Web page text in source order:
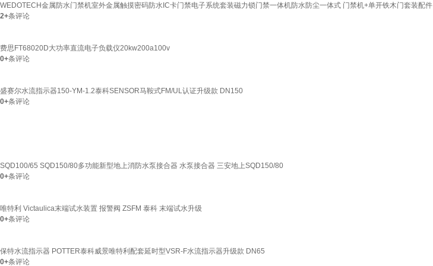
WEDOTECH金属防水门禁机室外金属触摸密码防水IC卡门禁电子系统套装磁力锁门禁一体机防水防尘一体式 门禁机+单开铁木门套装配件
2+条评论
费思FT68020D大功率直流电子负载仪20kw200a100v
0+条评论
盛赛尔水流指示器150-YM-1.2泰科SENSOR马鞍式FM/UL认证升级款 DN150
0+条评论
SQD100/65 SQD150/80多功能新型地上消防水泵接合器 水泵接合器 三安地上SQD150/80
0+条评论
唯特利 Victaulica末端试水装置 报警阀 ZSFM 泰科 末端试水升级
0+条评论
保特水流指示器 POTTER泰科威景唯特利配套延时型VSR-F水流指示器升级款 DN65
0+条评论